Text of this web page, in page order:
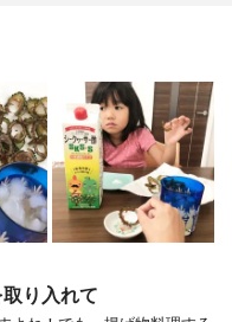
り入れて